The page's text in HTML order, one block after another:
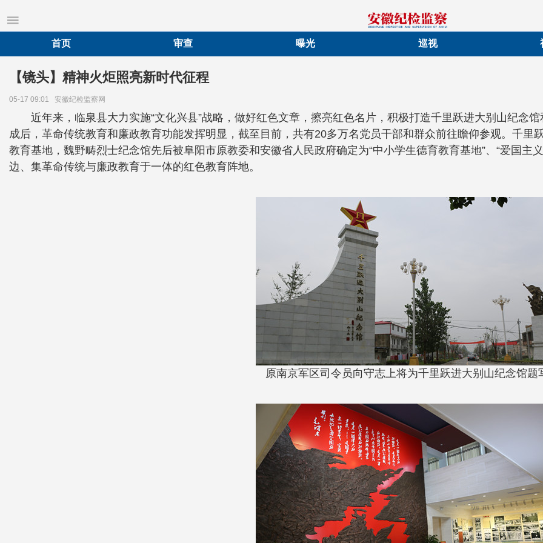
首页 审查 曝光 巡视
【镜头】精神火炬照亮新时代征程
05-17 09:01 安徽纪检监察网
近年来，临泉县大力实施“文化兴县”战略，做好红色文章，擦亮红色名片，积极打造千里跃进大别山纪念
成后，革命传统教育和廉政教育功能发挥明显，截至目前，共有20多万名党员干部和群众前往瞻仰参观。千里
教育基地，魏野畴烈士纪念馆先后被阜阳市原教委和安徽省人民政府确定为“中小学生德育教育基地”、“爱国主
边、集革命传统与廉政教育于一体的红色教育阵地。
原南京军区司令员向守志上将为千里跃进大别山纪念馆题